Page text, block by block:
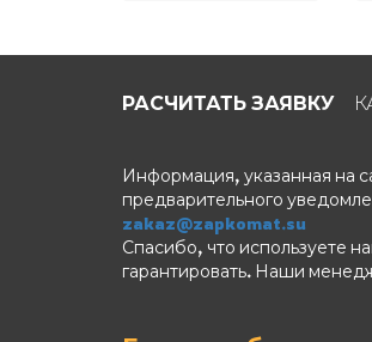
РАСЧИТАТЬ ЗАЯВКУ
Информация, указанная на
предварительного
zakaz@zapkomat.su
Спасибо, что используете
гарантировать. Наши